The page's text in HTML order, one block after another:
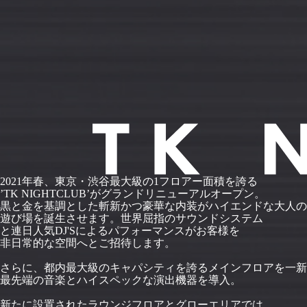
2021年春、東京・渋谷最大級の1フロアー面積を誇る
’TK NIGHTCLUB’がグランドリニューアルオープン。
黒と金を基調とした斬新かつ豪華な内装がハイエンドな大人の
遊び場を誕生させます。世界屈指のサウンドシステム
と連日人気DJ'Sによるパフォーマンスがお客様を
非日常的な空間へとご招待します。
さらに、都内最大級のキャパシティを誇るメインフロアを一
最先端の音楽とハイスペックな演出機器を導入。